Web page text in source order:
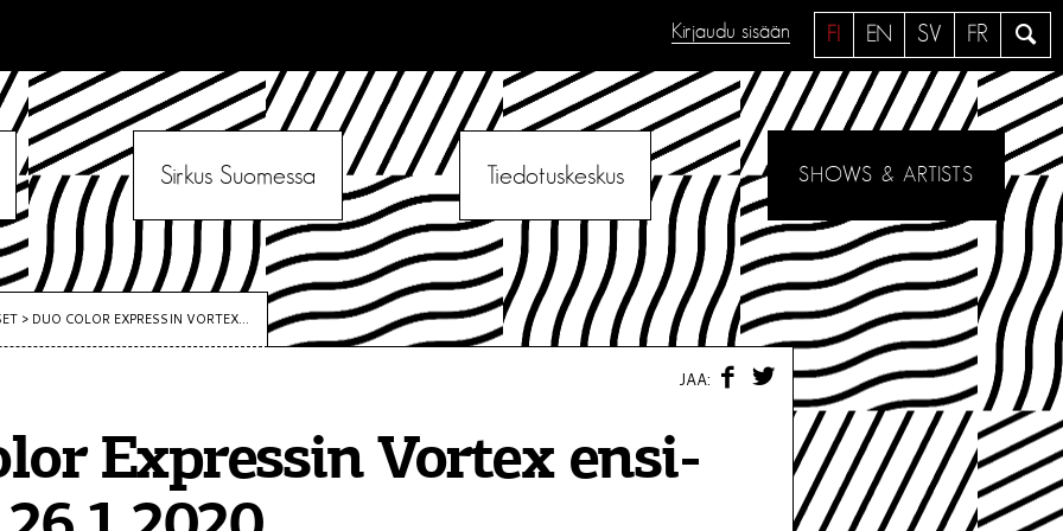
a
e
FI EN SV FR
Kirjaudu sisään
Sirkus Suomessa Tiedotuskeskus SHOWS & ARTISTS
> DUO COLOR EXPRESSIN VORTEX...
Expressin Vortex ensi-
JAA:
F
W